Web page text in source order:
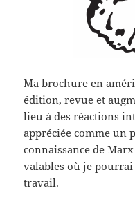
Ma brochure en
édition, revue et
lieu à des réactions
appréciée comme un
connaissance de
valables où je
travail.